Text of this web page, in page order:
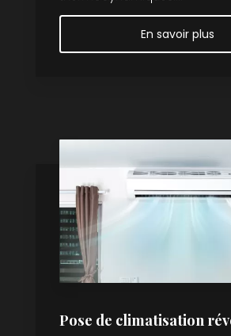
En savoir plus
Pose de climatisation